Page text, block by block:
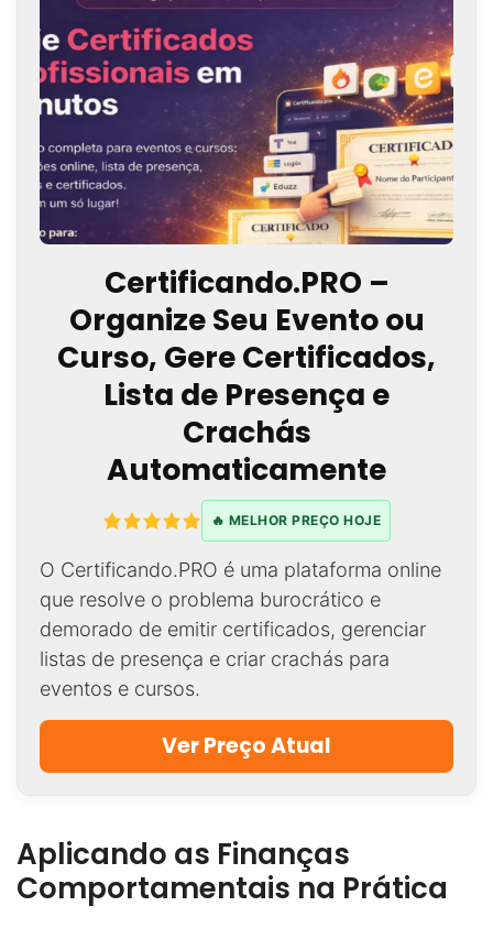
Certificando.PRO –
Organize Seu Evento ou
Curso, Gere Certificados,
Lista de Presença e
Crachás
Automaticamente
🔥 MELHOR PREÇO HOJE
O Certificando.PRO é uma plataforma online
que resolve o problema burocrático e
demorado de emitir certificados, gerenciar
listas de presença e criar crachás para
eventos e cursos.
Ver Preço Atual
Aplicando as Finanças
Comportamentais na Prática